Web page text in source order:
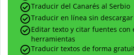
Traducir del Canarés al Serbio
Traducir en línea sin
Editar texto y citar fuentes con
herramientas
Traducir textos de forma